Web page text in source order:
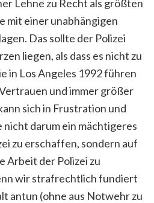
Lehne zu Recht als größten
mit einer unabhängigen
Das sollte der Polizei
liegen, als dass es nicht zu
in Los Angeles 1992 führen
und immer größer
sich in Frustration und
nicht darum ein mächtigeres
zu erschaffen, sondern auf
Arbeit der Polizei zu
wir strafrechtlich fundiert
antun (ohne aus Notwehr zu